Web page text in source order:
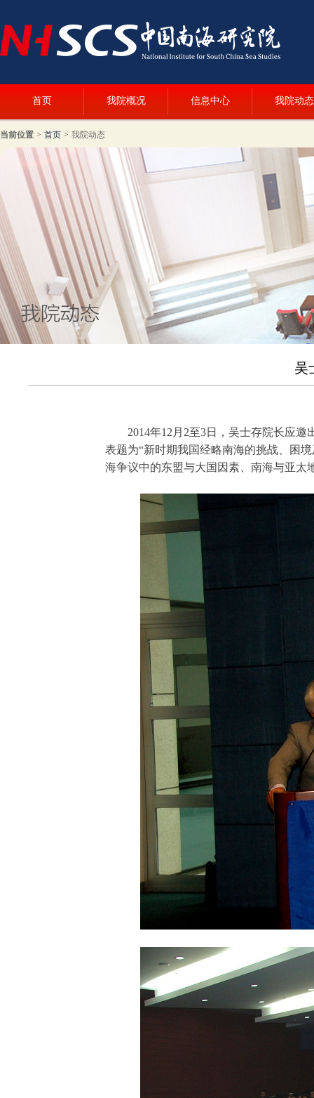
首页 我院概况 信息中心 我院动态
当前位置 > 首页 > 我院动态
吴
2014年12月2至3日，吴士存院长应
表题为“新时期我国经略南海的挑战、困
海争议中的东盟与大国因素、南海与亚太